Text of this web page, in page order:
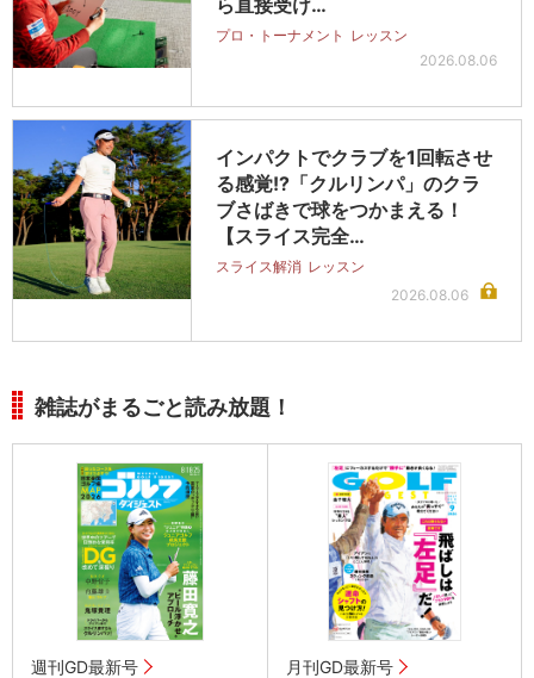
プロ・トーナメント レッスン
2026.08.06
インパクトでクラブを1回転させ
る感覚!?「クルリンパ」のクラ
ブさばきで球をつかまえる！
【スライス完全…
スライス解消 レッスン
2026.08.06
雑誌がまるごと読み放題！
週刊GD最新号 月刊GD最新号